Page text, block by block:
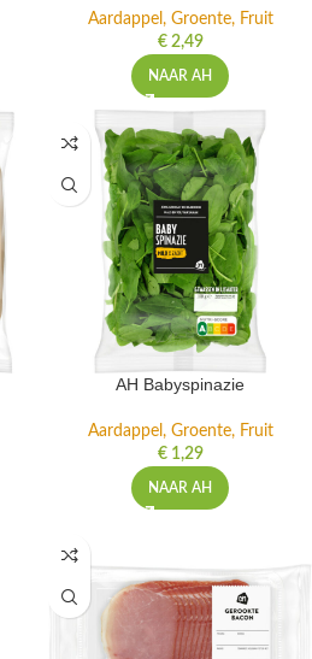
Aardappel, Groente, Fruit
€2,49
NAAR AH
AH Babyspinazie
Aardappel, Groente, Fruit
€1,29
NAAR AH